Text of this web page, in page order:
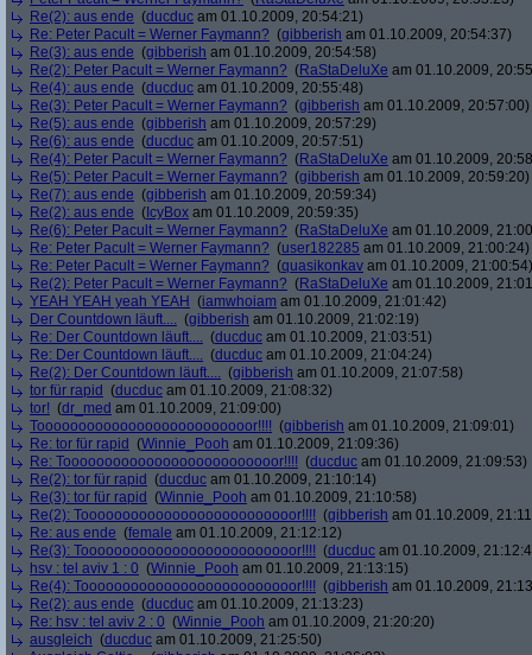
Re(2): aus ende (ducduc am 01.10.2009, 20:54:21)
Re: Peter Pacult = Werner Faymann? (gibberish am 01.10.2009, 20:54:37)
Re(3): aus ende (gibberish am 01.10.2009, 20:54:58)
Re(2): Peter Pacult = Werner Faymann? (RaStaDeluXe am 01.10.2009,
Re(4): aus ende (ducduc am 01.10.2009, 20:55:48)
Re(3): Peter Pacult = Werner Faymann? (gibberish am 01.10.2009, 20:57:00)
Re(5): aus ende (gibberish am 01.10.2009, 20:57:29)
Re(6): aus ende (ducduc am 01.10.2009, 20:57:51)
Re(4): Peter Pacult = Werner Faymann? (RaStaDeluXe am 01.10.2009,
Re(5): Peter Pacult = Werner Faymann? (gibberish am 01.10.2009, 20:59:20)
Re(7): aus ende (gibberish am 01.10.2009, 20:59:34)
Re(2): aus ende ( IcyBox am 01.10.2009, 20:59:35)
Re(6): Peter Pacult = Werner Faymann? (RaStaDeluXe am 01.10.2009,
Re: Peter Pacult = Werner Faymann? (user182285 am 01.10.2009, 21:00:24)
Re: Peter Pacult = Werner Faymann? (quasikonkav am 01.10.2009, 21:00:54)
Re(2): Peter Pacult = Werner Faymann? (RaStaDeluXe am 01.10.2009,
YEAH YEAH yeah YEAH (iamwhoiam am 01.10.2009, 21:01:42)
Der Countdown läuft.... (gibberish am 01.10.2009, 21:02:19)
Re: Der Countdown läuft.... (ducduc am 01.10.2009, 21:03:51)
Re: Der Countdown läuft.... (ducduc am 01.10.2009, 21:04:24)
Re(2): Der Countdown läuft.... (gibberish am 01.10.2009, 21:07:58)
tor für rapid (ducduc am 01.10.2009, 21:08:32)
tor! (dr_med am 01.10.2009, 21:09:00)
Toooooooooooooooooooooooooor!!!! (gibberish am 01.10.2009, 21:09:01)
Re: tor für rapid (Winnie_Pooh am 01.10.2009, 21:09:36)
Re: Toooooooooooooooooooooooooor!!!! (ducduc am 01.10.2009, 21:09:53)
Re(2): tor für rapid (ducduc am 01.10.2009, 21:10:14)
Re(3): tor für rapid (Winnie_Pooh am 01.10.2009, 21:10:58)
Re(2): Toooooooooooooooooooooooooor!!!! (gibberish am 01.10.2009,
Re: aus ende (female am 01.10.2009, 21:12:12)
Re(3): Toooooooooooooooooooooooooor!!!! (ducduc am 01.10.2009,
hsv : tel aviv 1 : 0 (Winnie_Pooh am 01.10.2009, 21:13:15)
Re(4): Toooooooooooooooooooooooooor!!!! (gibberish am 01.10.2009,
Re(2): aus ende (ducduc am 01.10.2009, 21:13:23)
Re: hsv : tel aviv 2 : 0 (Winnie_Pooh am 01.10.2009, 21:20:20)
ausgleich (ducduc am 01.10.2009, 21:25:50)